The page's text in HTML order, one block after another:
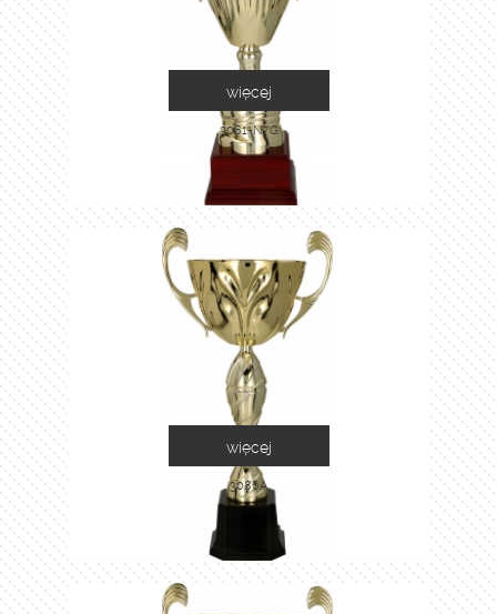
3081-N/G
więcej
3086A
więcej